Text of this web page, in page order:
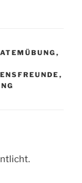
ATEMÜBUNG ,
,